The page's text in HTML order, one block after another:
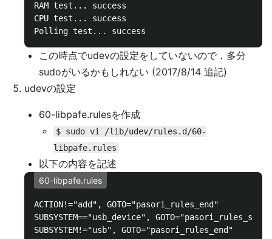
RAM test... success
CPU test... success
この時点でudevの設定をしていないので，多分
sudoがいるかもしれない (2017/8/14 追記)
udevの設定
60-libpafe.rulesを作成
$ sudo vi /lib/udev/rules.d/60-
libpafe.rules
以下の内容を記述
60-libpafe.rules
ACTION!="add", GOTO="pasori_rules_end"
SUBSYSTEM=="usb_device",
SUBSYSTEM!="usb", GOTO="pasori_rules_end"